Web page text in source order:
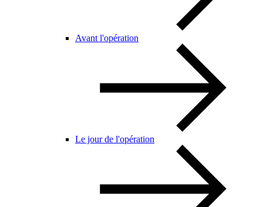
Avant l'opération
Le jour de l'opération